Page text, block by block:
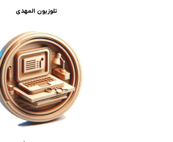
تلوزیون المهدی